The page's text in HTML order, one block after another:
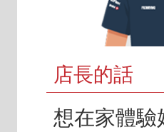
店長的話
想在家體驗